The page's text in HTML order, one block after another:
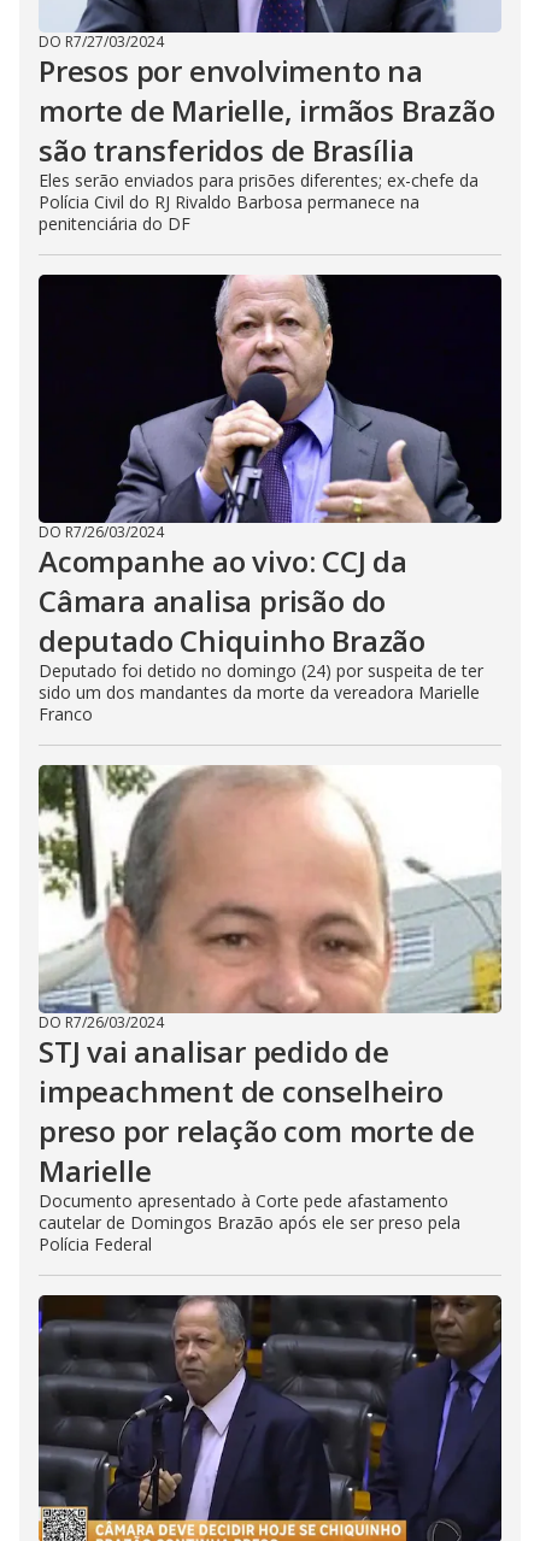
DO R7/27/03/2024
Presos por envolvimento na
morte de Marielle, irmãos Brazão
são transferidos de Brasília
Eles serão enviados para prisões diferentes; ex-chefe da
Polícia Civil do RJ Rivaldo Barbosa permanece na
penitenciária do DF
DO R7/26/03/2024
Acompanhe ao vivo: CCJ da
Câmara analisa prisão do
deputado Chiquinho Brazão
Deputado foi detido no domingo (24) por suspeita de ter
sido um dos mandantes da morte da vereadora Marielle
Franco
DO R7/26/03/2024
STJ vai analisar pedido de
impeachment de conselheiro
preso por relação com morte de
Marielle
Documento apresentado à Corte pede afastamento
cautelar de Domingos Brazão após ele ser preso pela
Polícia Federal